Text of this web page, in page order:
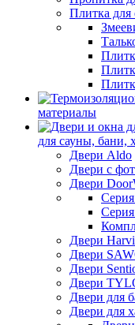
Плитка для
материалы
для сауны, бани,
Двери Aldo
Двери с
Двери
Двери
Двери
Двери
Двери
Двери для
Двери для